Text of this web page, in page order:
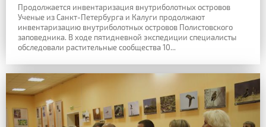
Продолжается инвентаризация внутриболотных островов
Ученые из Санкт-Петербурга и Калуги продолжают
инвентаризацию внутриболотных островов Полистовского
заповедника. В ходе пятидневной экспедиции специалисты
обследовали растительные сообщества 10...